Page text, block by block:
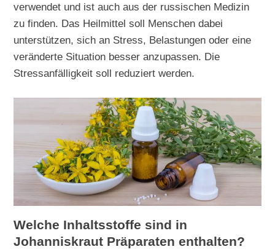
verwendet und ist auch aus der russischen Medizin
zu finden. Das Heilmittel soll Menschen dabei
unterstützen, sich an Stress, Belastungen oder eine
veränderte Situation besser anzupassen. Die
Stressanfälligkeit soll reduziert werden.
Welche Inhaltsstoffe sind in
Johanniskraut Präparaten enthalten?